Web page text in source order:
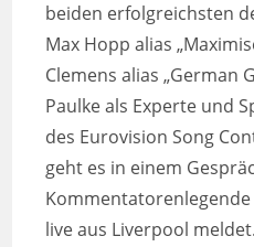
beiden erfolgreichsten
Max Hopp alias
Clemens alias „German
Paulke als Experte und
des Eurovision Song
geht es in einem
live aus Liverpool